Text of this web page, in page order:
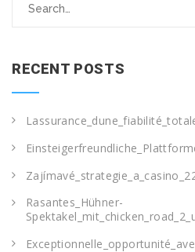
for:
RECENT POSTS
Rasantes_Hühner-